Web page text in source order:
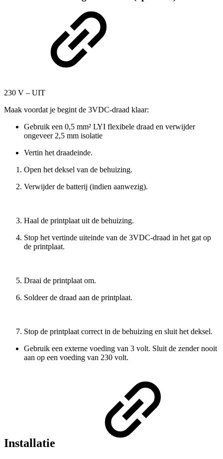
230 V – UIT
Maak voordat je begint de 3VDC-draad klaar:
Gebruik een 0,5 mm² LYI flexibele draad en verwijder
ongeveer 2,5 mm isolatie
Vertin het draadeinde.
Open het deksel van de behuizing.
Verwijder de batterij (indien aanwezig).
Haal de printplaat uit de behuizing.
Stop het vertinde uiteinde van de 3VDC-draad in het gat op
de printplaat.
Draai de printplaat om.
Soldeer de draad aan de printplaat.
Stop de printplaat correct in de behuizing en sluit het deksel.
Gebruik een externe voeding van 3 volt. Sluit de zender nooit
aan op een voeding van 230 volt.
Installatie